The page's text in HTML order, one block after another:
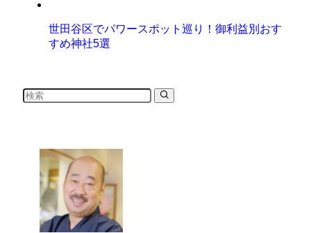
世田谷区でパワースポット巡り！御利益別おす
すめ神社5選